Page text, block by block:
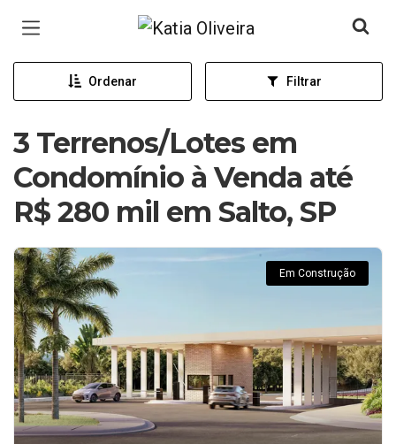
Página inicial
Ordenar Filtrar
3 Terrenos/Lotes em
Condomínio à Venda até
R$ 280 mil em Salto, SP
Em Construção